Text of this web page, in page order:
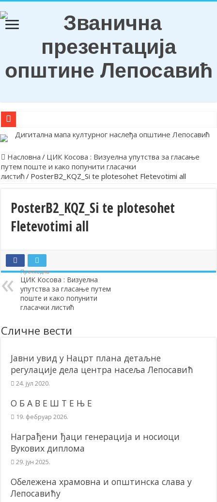
О Б А В Е Ш Т Е Њ Е
Обележена храмовна и општинска слава у Лепосавићу
Парастосом и полагањем венаца у Леосавићу обележена
Лепосавић прославио Светог Василија
Додела подстицаја за подршку развоју привреде и
Братске и пријатељске општине и грдови уручили поклон
ОБАВЕШТЕЊЕ – Бесплатан СкиПас 2024
Насловна / ЦИК Косова : Визуелна упутства за гласање
путем поште и како попунити гласачки
листић / PosterB2_KQZ_Si te plotesohet Fletevotimi all
PosterB2_KQZ_Si te plotesohet
Fletevotimi all
Претходна
ЦИК Косова : Визуелна
упутства за гласање путем
поште и како попунити
гласачки листић
Сличне вести
Јавни увид у Нацрт плана детаљне
регулације дела центра насеља Лепосавић
24. јул 2020.
О Б А В Е Ш Т Е Њ Е
19. фебруар 2026.
Награђени ђаци генерација и носиоци
Вукових диплома
29. јун 2025.
Обележена храмовна и општинска слава у
Лепосавићу